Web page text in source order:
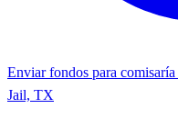
Enviar fondos para comisaría
Jail, TX